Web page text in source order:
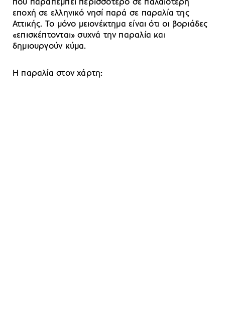
που παραπέμπει περισσότερο σε παλαιότερη
εποχή σε ελληνικό νησί παρά σε παραλία της
Αττικής. Το μόνο μειονέκτημα είναι ότι οι βοριάδες
«επισκέπτονται» συχνά την παραλία και
δημιουργούν κύμα.
H παραλία στον χάρτη: